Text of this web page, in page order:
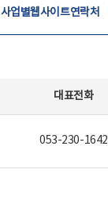
사업별웹사이트연락처
대표전화
053-230-1642